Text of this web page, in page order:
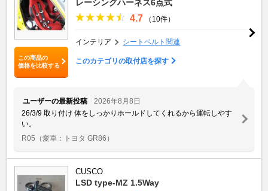
この商品の
価格を比較する
レーシングハーネス6点式
4.7 （10件）
インテリア シートベルト関連
このカテゴリの取付店を探す
ユーザーの最新投稿
2026年8月8日
26/3/9 取り付け 体をしっかりホールドしてくれるから運転しやす
い。
R05 （愛車：トヨタ GR86）
CUSCO
LSD type-MZ 1.5Way